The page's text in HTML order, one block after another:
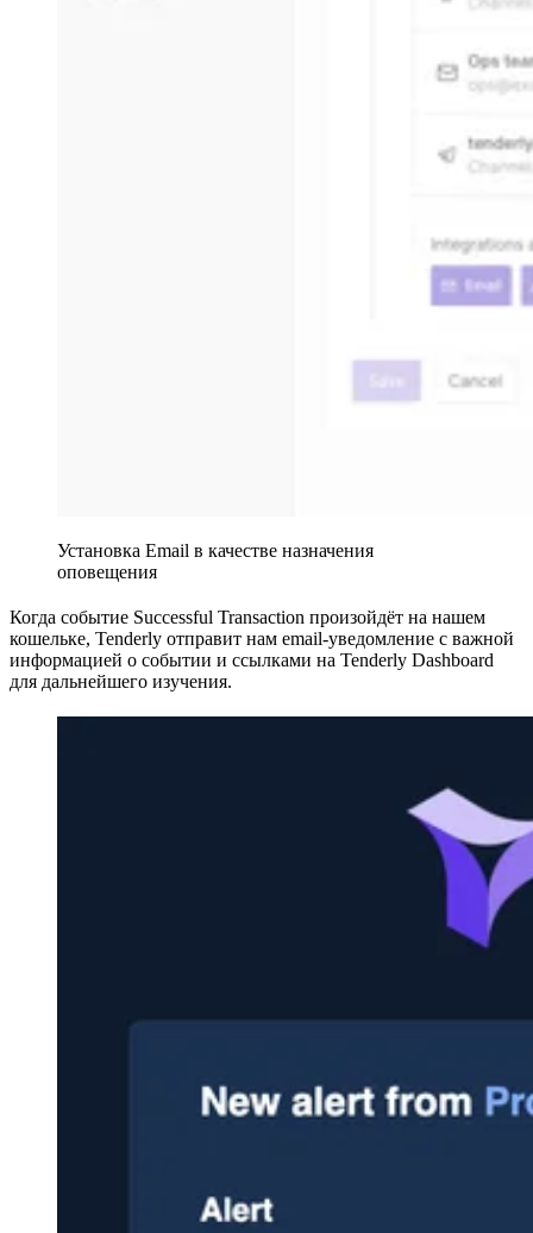
Установка Email в качестве назначения
оповещения
Когда событие Successful Transaction произойдёт на нашем
кошельке, Tenderly отправит нам email-уведомление с важной
информацией о событии и ссылками на Tenderly Dashboard
для дальнейшего изучения.